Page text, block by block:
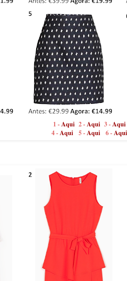
1 -Aqui 2 -Aqui 3 -Aqui
4 -Aqui 5 -Aqui 6 -Aqui